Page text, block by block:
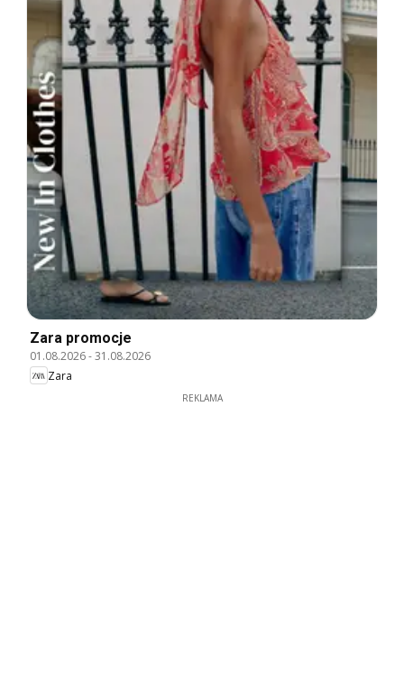
Zara promocje
01.08.2026-31.08.2026
Zara
REKLAMA